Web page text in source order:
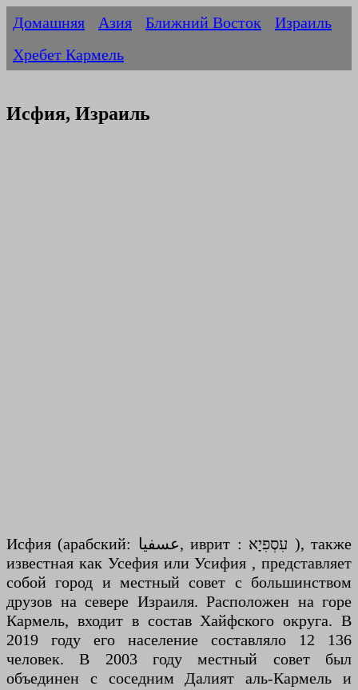
Домашняя Азия Ближний Восток
Израиль
Хребет Кармель
Исфия, Израиль
Исфия (арабский: عسفيا, иврит : עִסְפִיָא ), также
известная как Усефия или Усифия , представляет
собой город и местный совет с большинством
друзов на севере Израиля. Расположен на горе
Кармель, входит в состав Хайфского округа. В
2019 году его население составляло 12 136
человек. В 2003 году местный совет был
объединен с соседним Далият аль-Кармель и